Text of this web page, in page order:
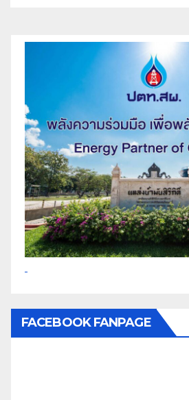
FACEBOOK FANPAGE